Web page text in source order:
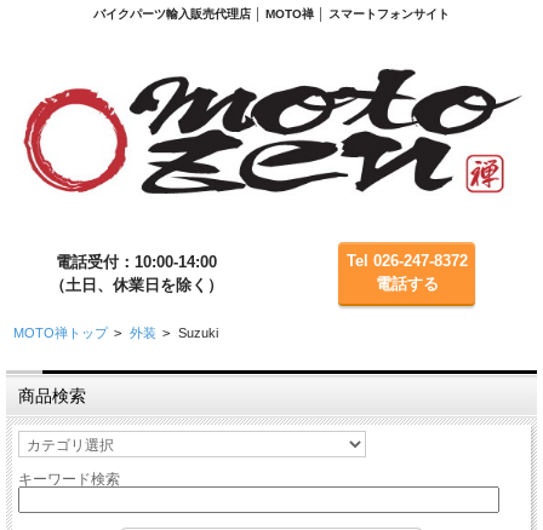
バイクパーツ輸入販売代理店 │ MOTO禅 │ スマートフォンサイト
電話受付：10:00-14:00
（土日、休業日を除く）
Tel 026-247-8372
電話する
MOTO禅トップ > 外装 > Suzuki
商品検索
キーワード検索